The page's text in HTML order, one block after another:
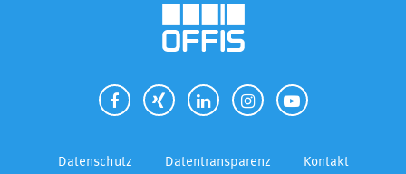
Datenschutz Datentransparenz Kontakt